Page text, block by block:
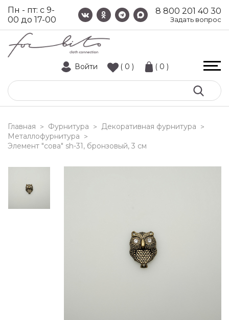
8 800 201 40 30
Задать вопрос
Пн - пт: с 9-
00 до 17-00
Войти ( 0 ) ( 0 )
Главная > Фурнитура > Декоративная фурнитура >
Металлофурнитура >
элемент "сова" sh-31, бронзовый, 3 см